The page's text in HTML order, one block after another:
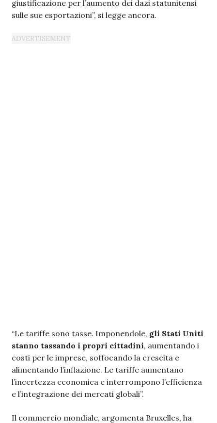
giustificazione per l’aumento dei dazi statunitensi
sulle sue esportazioni”, si legge ancora.
“Le tariffe sono tasse. Imponendole, gli Stati Uniti
stanno tassando i propri cittadini, aumentando i
costi per le imprese, soffocando la crescita e
alimentando l’inflazione. Le tariffe aumentano
l’incertezza economica e interrompono l’efficienza
e l’integrazione dei mercati globali”.
Il commercio mondiale, argomenta Bruxelles, ha